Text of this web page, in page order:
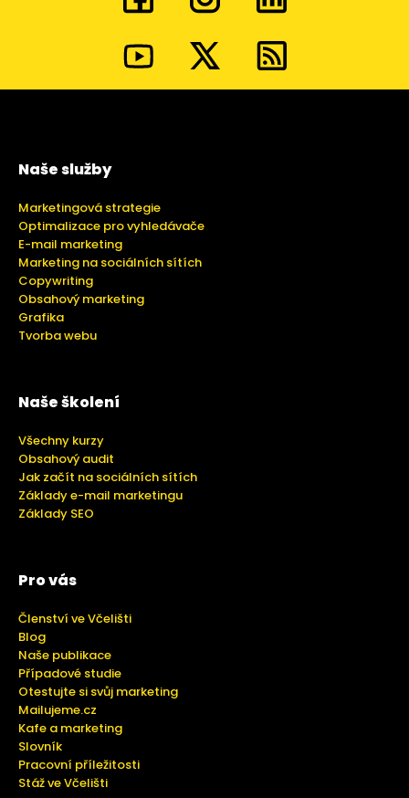
Naše služby
Marketingová strategie
Optimalizace pro vyhledávače
E-mail marketing
Marketing na sociálních sítích
Copywriting
Obsahový marketing
Grafika
Tvorba webu
Naše školení
Všechny kurzy
Obsahový audit
Jak začít na sociálních sítích
Základy e-mail marketingu
Základy SEO
Pro vás
Členství ve Včelišti
Blog
Naše publikace
Případové studie
Otestujte si svůj marketing
Mailujeme.cz
Kafe a marketing
Slovník
Pracovní příležitosti
Stáž ve Včelišti